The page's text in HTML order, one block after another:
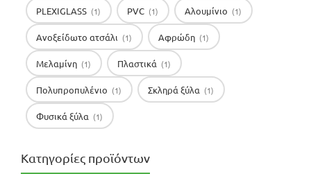
PLEXIGLASS (1) PVC (1) Αλουμίνιο (1)
Ανοξείδωτο ατσάλι (1) Αφρώδη (1)
Μελαμίνη (1) Πλαστικά (1)
Πολυπροπυλένιο (1) Σκληρά ξύλα (1)
Φυσικά ξύλα (1)
Κατηγορίες προϊόντων